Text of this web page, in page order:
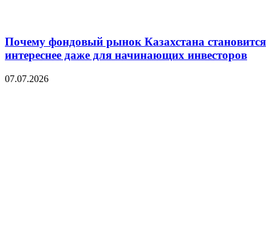
Почему фондовый рынок Казахстана становится
интереснее даже для начинающих инвесторов
07.07.2026